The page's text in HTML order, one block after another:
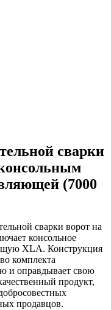
сварки
(7000
сварки ворот на
консольное
XLA. Конструкция
комплекта
и оправдывает свою
продукт,
продавцов.